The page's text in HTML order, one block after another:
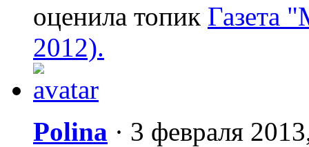
оценила топик Газета
2012).
Polina · 3 февраля